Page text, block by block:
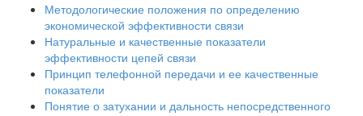
Методологические положения по определению
экономической эффективности связи
Натуральные и качественные показатели
эффективности цепей связи
Принцип телефонной передачи и ее качественные
показатели
Понятие о затухании и дальность непосредственного